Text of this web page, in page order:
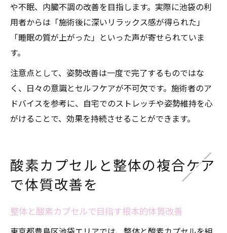
や不眠、内臓不調の改善を目指します。実際に池袋の利
用者からは「施術後に深いリラックス感が得られた」
「睡眠の質が上がった」といった声が寄せられていま
す。
注意点として、姿勢改善は一度で完了するものではな
く、日々の意識とセルフケアが不可欠です。施術者のア
ドバイスを参考に、自宅でのストレッチや姿勢維持を心
がけることで、効果を持続させることができます。
酸素カプセルと整体の複合ケア
で体質改善を
整体と酸素カプセルで目指す根本的体質改善